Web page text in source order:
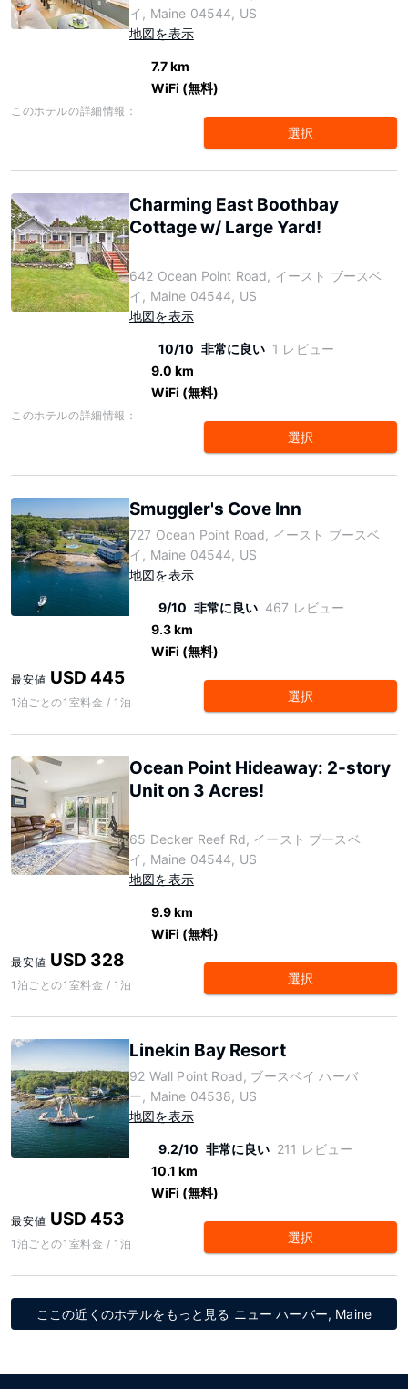
イ, Maine 04544, US
地図を表示
7.7 km
WiFi (無料)
このホテルの詳細情報：
選択
Charming East Boothbay
Cottage w/ Large Yard!
642 Ocean Point Road, イースト ブースベ
イ, Maine 04544, US
地図を表示
10/10 非常に良い 1 レビュー
9.0 km
WiFi (無料)
このホテルの詳細情報：
選択
Smuggler's Cove Inn
727 Ocean Point Road, イースト ブースベ
イ, Maine 04544, US
地図を表示
9/10 非常に良い 467 レビュー
9.3 km
WiFi (無料)
最安値 USD 445
1泊ごとの1室料金 / 1泊 選択
Ocean Point Hideaway: 2-story
Unit on 3 Acres!
65 Decker Reef Rd, イースト ブースベ
イ, Maine 04544, US
地図を表示
9.9 km
WiFi (無料)
最安値 USD 328
1泊ごとの1室料金 / 1泊 選択
Linekin Bay Resort
92 Wall Point Road, ブースベイ ハーバ
ー, Maine 04538, US
地図を表示
9.2/10 非常に良い 211 レビュー
10.1 km
WiFi (無料)
最安値 USD 453
1泊ごとの1室料金 / 1泊 選択
ここの近くのホテルをもっと見る ニュー ハーバー, Maine